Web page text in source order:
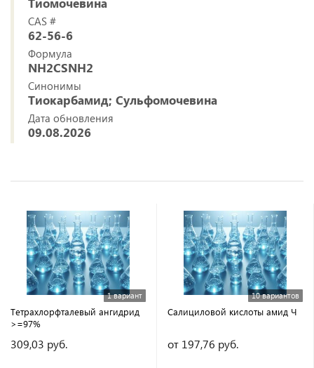
CAS #
62-56-6
Формула
NH2CSNH2
Синонимы
Тиокарбамид; Сульфомочевина
Дата обновления
09.08.2026
1 вариант
Тетрахлорфталевый ангидрид
>=97%
309,03 руб.
10 вариантов
Салициловой кислоты амид Ч
от 197,76 руб.